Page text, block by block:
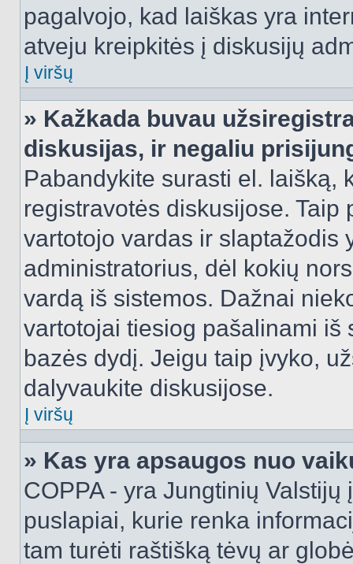
pagalvojo, kad laiškas yra
atveju kreipkitės į diskusijų
Į viršų
» Kažkada buvau
diskusijas, ir negaliu
Pabandykite surasti el. laišką,
registravotės diskusijose.
vartotojo vardas ir slaptažodis
administratorius, dėl kokių
vardą iš sistemos. Dažnai
vartotojai tiesiog pašalinami iš
bazės dydį. Jeigu taip įvyko,
dalyvaukite diskusijose.
Į viršų
» Kas yra apsaugos nuo
COPPA - yra Jungtinių
puslapiai, kurie renka
tam turėti raštišką tėvų ar